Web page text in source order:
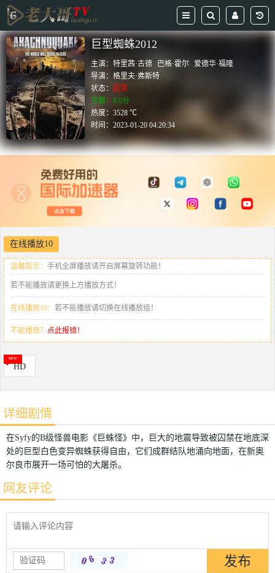
巨型蜘蛛2012
主演：特里茜·古德 巴格·霍尔 爱德华·福隆
导演：格里夫·弗斯特
状态：超清
豆瓣：0.0分
热度：3528 ℃
时间：2023-01-20 04:20:34
在线播放10
温馨提示： 手机全屏播放请开启屏幕旋转功能！
若不能播放请更换上方播放方式！
在线播放10： 若不能播放请切换在线播放组！
不能播放？ 点此报错！
HD
详细剧情
在Syfy的B级怪兽电影《巨蛛怪》中，巨大的地震导致被囚禁在地底深
处的巨型白色变异蜘蛛获得自由，它们成群结队地涌向地面，在新奥
尔良市展开一场可怕的大屠杀。
网友评论